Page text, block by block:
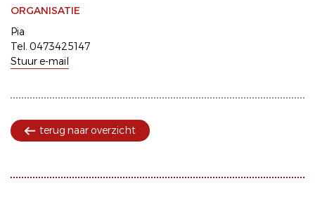
ORGANISATIE
Pia
Tel. 0473425147
Stuur e-mail
terug naar overzicht